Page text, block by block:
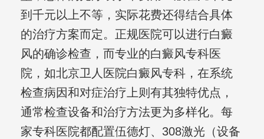
到千元以上不等，实际花费还得结合具体
的治疗方案而定。正规医院可以进行白癜
风的确诊检查，而专业的白癜风专科医
院，如北京卫人医院白癜风专科，在系统
检查病因和对症治疗上则有其独特优点，
通常检查设备和治疗方法更为多样化。每
家专科医院都配置伍德灯、308激光（设备